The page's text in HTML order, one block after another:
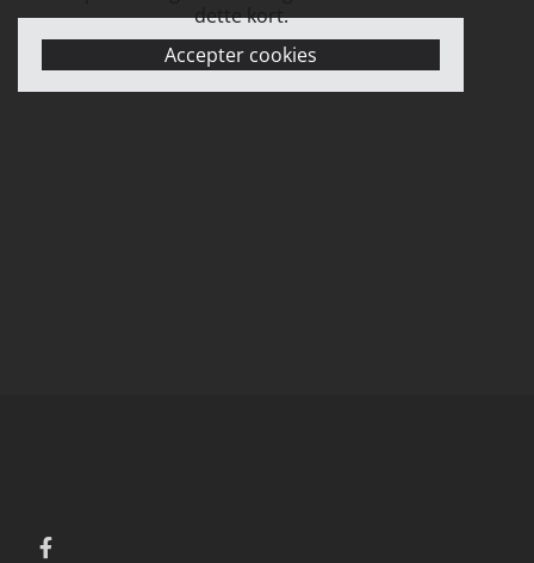
dette kort.
Accepter cookies